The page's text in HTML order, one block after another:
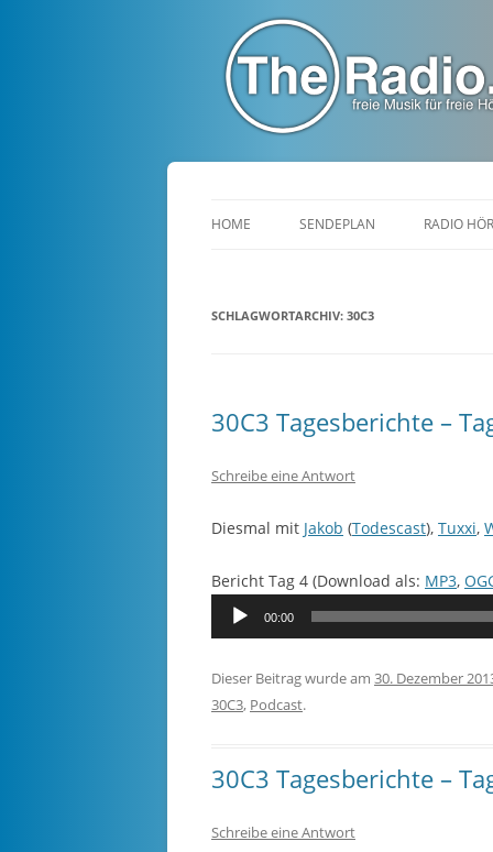
HOME SENDEPLAN RADIO
SCHLAGWORTARCHIV: 30C3
30C3 Tagesberichte –
Schreibe eine Antwort
Diesmal mit Jakob (Todescast), Tuxxi,
Bericht Tag 4 (Download als: MP3,
Audio-
00:00
Dieser Beitrag wurde am 30. Dezember
30C3, Podcast.
30C3 Tagesberichte –
Schreibe eine Antwort